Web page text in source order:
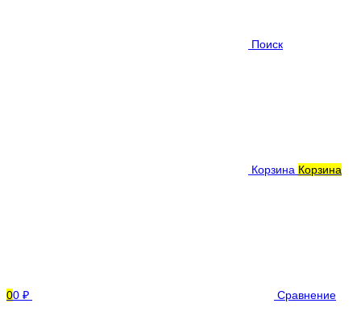
Поиск
Корзина Корзина
00 ₽ Сравнение